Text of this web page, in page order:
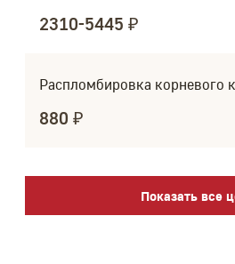
2310-5445 ₽
Распломбировка корневого
880 ₽
Показать все